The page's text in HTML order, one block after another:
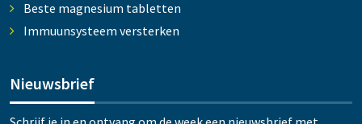
Beste magnesium tabletten
Immuunsysteem versterken
Nieuwsbrief